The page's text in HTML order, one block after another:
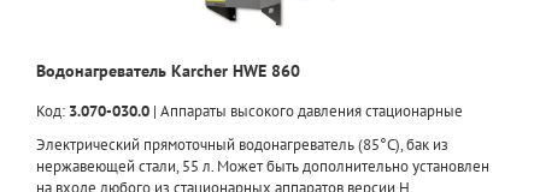
Водонагреватель Karcher HWE 860
Код: 3.070-030.0 | Аппараты высокого давления стационарные
Электрический прямоточный водонагреватель (85°C), бак из
нержавеющей стали, 55 л. Может быть дополнительно установлен
на входе любого из стационарных аппаратов версии H.